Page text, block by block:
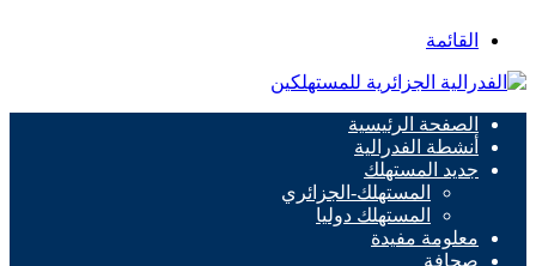
القائمة
الصفحة الرئيسية
أنشطة الفدرالية
جديد المستهلك
المستهلك-الجزائري
المستهلك دوليا
معلومة مفيدة
صحافة